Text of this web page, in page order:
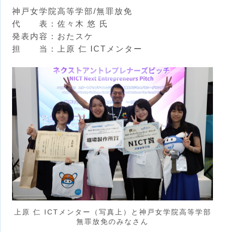
神戸女学院高等学部/無罪放免
代 表：佐々木 悠 氏
発表内容：おたスケ
担 当：上原 仁 ICTメンター
上原 仁 ICTメンター（写真上）と神戸女学院高等学部
無罪放免のみなさん